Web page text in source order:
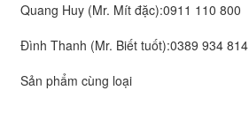
Quang Huy (Mr. Mít đặc):0911 110 800
Đình Thanh (Mr. Biết tuốt):0389 934 814
Sản phẩm cùng loại